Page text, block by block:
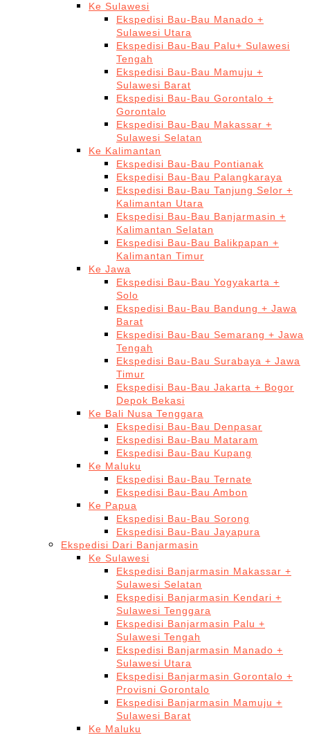
Ke Sulawesi
Ekspedisi Bau-Bau Manado +
Sulawesi Utara
Ekspedisi Bau-Bau Palu+ Sulawesi
Tengah
Ekspedisi Bau-Bau Mamuju +
Sulawesi Barat
Ekspedisi Bau-Bau Gorontalo +
Gorontalo
Ekspedisi Bau-Bau Makassar +
Sulawesi Selatan
Ke Kalimantan
Ekspedisi Bau-Bau Pontianak
Ekspedisi Bau-Bau Palangkaraya
Ekspedisi Bau-Bau Tanjung Selor +
Kalimantan Utara
Ekspedisi Bau-Bau Banjarmasin +
Kalimantan Selatan
Ekspedisi Bau-Bau Balikpapan +
Kalimantan Timur
Ke Jawa
Ekspedisi Bau-Bau Yogyakarta +
Solo
Ekspedisi Bau-Bau Bandung + Jawa
Barat
Ekspedisi Bau-Bau Semarang + Jawa
Tengah
Ekspedisi Bau-Bau Surabaya + Jawa
Timur
Ekspedisi Bau-Bau Jakarta + Bogor
Depok Bekasi
Ke Bali Nusa Tenggara
Ekspedisi Bau-Bau Denpasar
Ekspedisi Bau-Bau Mataram
Ekspedisi Bau-Bau Kupang
Ke Maluku
Ekspedisi Bau-Bau Ternate
Ekspedisi Bau-Bau Ambon
Ke Papua
Ekspedisi Bau-Bau Sorong
Ekspedisi Bau-Bau Jayapura
Ekspedisi Dari Banjarmasin
Ke Sulawesi
Ekspedisi Banjarmasin Makassar +
Sulawesi Selatan
Ekspedisi Banjarmasin Kendari +
Sulawesi Tenggara
Ekspedisi Banjarmasin Palu +
Sulawesi Tengah
Ekspedisi Banjarmasin Manado +
Sulawesi Utara
Ekspedisi Banjarmasin Gorontalo +
Provisni Gorontalo
Ekspedisi Banjarmasin Mamuju +
Sulawesi Barat
Ke Maluku